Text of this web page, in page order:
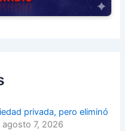
privada, pero eliminó
agosto 7, 2026